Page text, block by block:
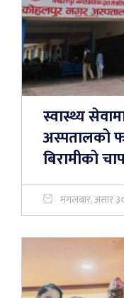
स्वास्थ्य
अस्पतालको
बिरामीको
मंगलबार, असार